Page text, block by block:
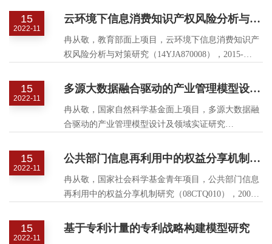
15
2022-11
云环境下信息消费知识产权风险分析与对策研究
冉从敬，教育部面上项目，云环境下信息消费知识产
权风险分析与对策研究（14YJA870008），2015-
15
2022-11
多源大数据融合驱动的产业管理模型设计及领域实证研究
冉从敬，国家自然科学基金面上项目，多源大数据融
合驱动的产业管理模型设计及领域实证研究
15
2022-11
公共部门信息再利用中的权益分享机制研究
冉从敬，国家社会科学基金青年项目，公共部门信息
再利用中的权益分享机制研究（08CTQ010），2008-
15
2022-11
基于专利计量的专利战略构建模型研究